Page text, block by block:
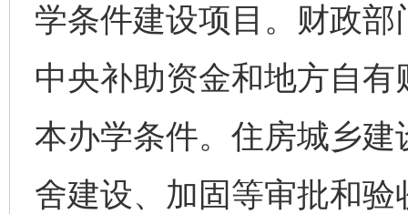
学条件建设项目。财政
中央补助资金和地方自
本办学条件。住房城乡
舍建设、加固等审批和